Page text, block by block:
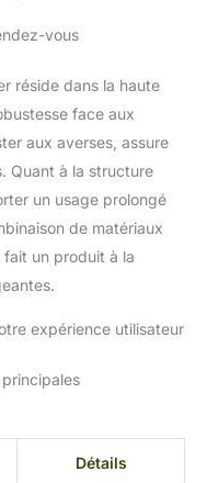
lasure douce et
l'humidité
votre jardin.
/ poulailler
aux intempéries
en bois de
de qualité
Le bec
est entièrement
une grille
rapide
le clapier
est facile à
à ouverture
vous
réside dans la haute
face aux
aux averses, assure
Quant à la structure
un usage prolongé
de matériaux
un produit à la
expérience utilisateur
Détails